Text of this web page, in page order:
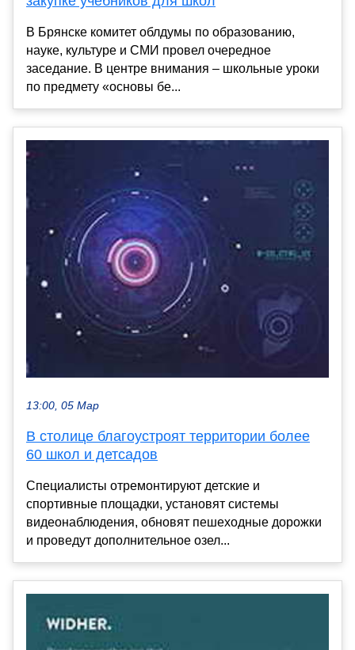
В Брянске комитет облдумы по образованию,
науке, культуре и СМИ провел очередное
заседание. В центре внимания – школьные уроки
по предмету «основы бе...
13:00, 05 Мар
В столице благоустроят территории более
60 школ и детсадов
Специалисты отремонтируют детские и
спортивные площадки, установят системы
видеонаблюдения, обновят пешеходные дорожки
и проведут дополнительное озел...